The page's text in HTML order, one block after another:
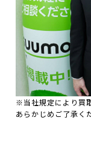
※当社規定により買
あらかじめご了承く